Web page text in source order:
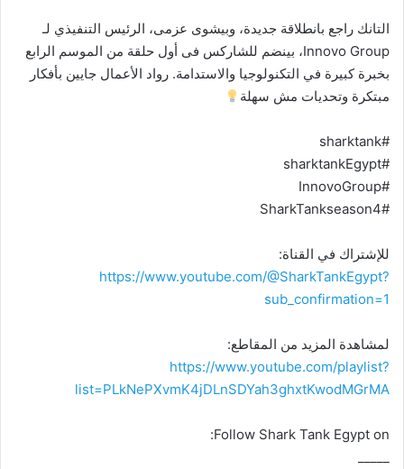
التانك راجع بانطلاقة جديدة، وبيشوى عزمى، الرئيس التنفيذي لـ
Innovo Group، بينضم للشاركس فى أول حلقة من الموسم الرابع
بخبرة كبيرة في التكنولوجيا والاستدامة. رواد الأعمال جايين بأفكار
مبتكرة وتحديات مش سهلة
#sharktank
#sharktankEgypt
#InnovoGroup
#SharkTankseason4
للإشتراك في القناة:
https://www.youtube.com/@SharkTankEgypt?
sub_confirmation=1
لمشاهدة المزيد من المقاطع:
https://www.youtube.com/playlist?
list=PLkNePXvmK4jDLnSDYah3ghxtKwodMGrMA
Follow Shark Tank Egypt on: